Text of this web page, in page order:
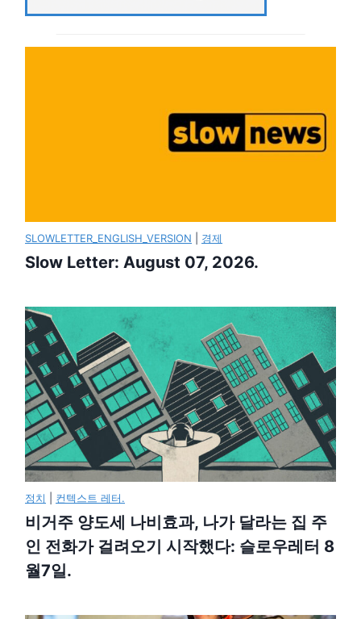
SLOWLETTER_ENGLISH_VERSION 경제
Slow Letter: August 07, 2026.
정치 컨텍스트 레터.
비거주 양도세 나비효과, 나가 달라는 집 주
인 전화가 걸려오기 시작했다: 슬로우레터 8
월7일.